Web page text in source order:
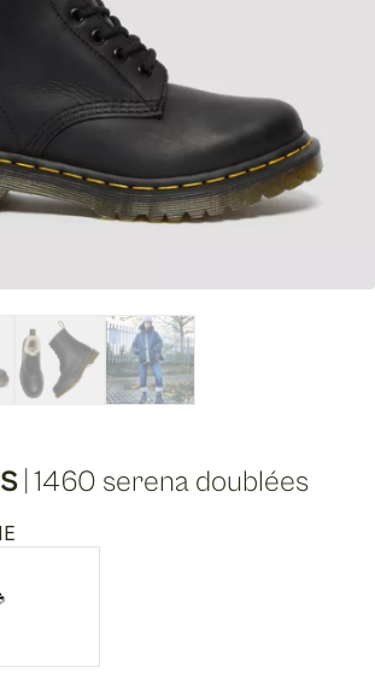
1460 serena doublées